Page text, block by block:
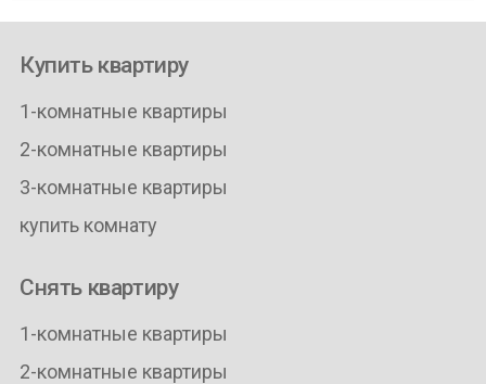
Купить квартиру
1-комнатные квартиры
2-комнатные квартиры
3-комнатные квартиры
купить комнату
Снять квартиру
1-комнатные квартиры
2-комнатные квартиры